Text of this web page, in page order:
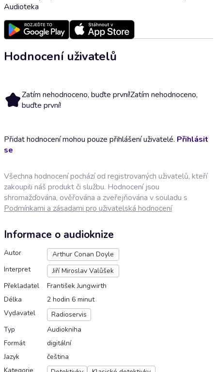
Audioteka
Hodnocení uživatelů
Zatím nehodnoceno, buďte první!Zatím nehodnoceno,
buďte první!
Přidat hodnocení mohou pouze přihlášení uživatelé. Přihlásit
se
Všechna hodnocení pochází od registrovaných uživatelů, kteří
zakoupili náš produkt či službu. Hodnocení jsou
shromažďována, ověřována a zveřejňována v souladu s
Podmínkami a zásadami pro uživatelská hodnocení
Informace o audioknize
Autor
Arthur Conan Doyle
Interpret
Jiří Miroslav Valůšek
Překladatel
František Jungwirth
Délka
2 hodin 6 minut
Vydavatel
Radioservis
Typ
Audiokniha
Formát
digitální
Jazyk
čeština